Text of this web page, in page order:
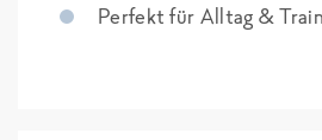
Perfekt für Alltag &